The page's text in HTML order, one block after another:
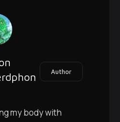
Author
my body with